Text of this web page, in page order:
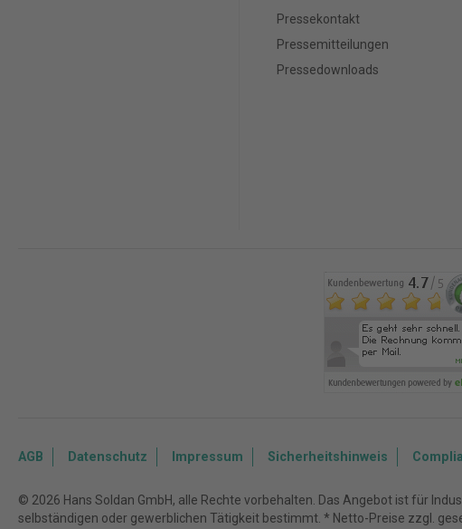
Pressekontakt
Pressemitteilungen
Pressedownloads
AGB Datenschutz Impressum Sicherheitshinweis
© 2026 Hans Soldan GmbH, alle Rechte vorbehalten. Das Angebot ist für
selbständigen oder gewerblichen Tätigkeit bestimmt. * Netto-Preise zzgl.